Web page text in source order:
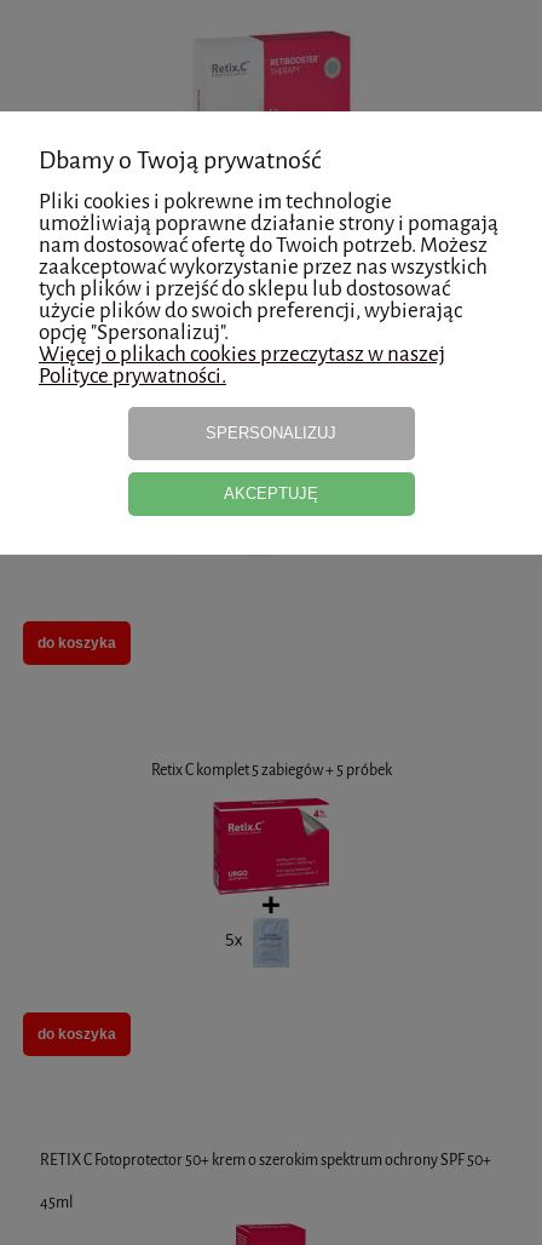
do koszyka
Retix C 1 zabieg + próbka
do koszyka
Retix C komplet 5 zabiegów + 5 próbek
do koszyka
RETIX C Fotoprotector 50+ krem o szerokim spektrum ochrony SPF 50+
45ml
Dbamy o Twoją prywatność
Pliki cookies i pokrewne im technologie
umożliwiają poprawne działanie strony i pomagają
nam dostosować ofertę do Twoich potrzeb. Możesz
zaakceptować wykorzystanie przez nas wszystkich
tych plików i przejść do sklepu lub dostosować
użycie plików do swoich preferencji, wybierając
opcję "Spersonalizuj".
Więcej o plikach cookies przeczytasz w naszej
Polityce prywatności.
SPERSONALIZUJ
AKCEPTUJĘ